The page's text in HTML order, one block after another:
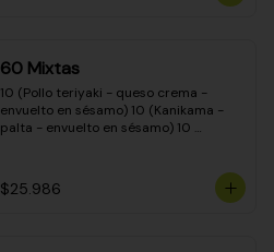
(Pimentón - queso crema - cebollín -
envuelto en masa tempura)
60 Mixtas
10 (Pollo teriyaki - queso crema -
envuelto en sésamo) 10 (Kanikama -
palta - envuelto en sésamo) 10
envuelto en queso crema) 10
(Camarón - queso crema - cebollín -
$25.986